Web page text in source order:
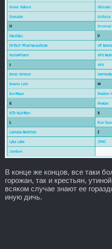
В конце же концов, все таки
горожан, так и крестьян,
всяком случае знают ее
иную дичь.